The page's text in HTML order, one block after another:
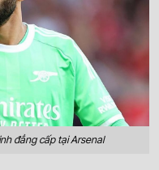
đẳng cấp tại Arsenal